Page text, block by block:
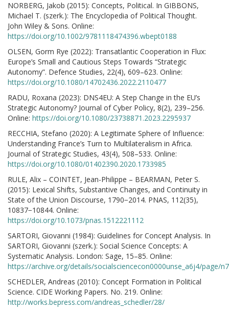
NORBERG, Jakob (2015): Concepts, Political. In GIBBONS,
Michael T. (szerk.): The Encyclopedia of Political Thought.
John Wiley & Sons. Online:
https://doi.org/10.1002/9781118474396.wbept0188
OLSEN, Gorm Rye (2022): Transatlantic Cooperation in Flux:
Europe’s Small and Cautious Steps Towards “Strategic
Autonomy”. Defence Studies, 22(4), 609–623. Online:
https://doi.org/10.1080/14702436.2022.2110477
RADU, Roxana (2023): DNS4EU: A Step Change in the EU’s
Strategic Autonomy? Journal of Cyber Policy, 8(2), 239–256.
Online: https://doi.org/10.1080/23738871.2023.2295937
RECCHIA, Stefano (2020): A Legitimate Sphere of Influence:
Understanding France’s Turn to Multilateralism in Africa.
Journal of Strategic Studies, 43(4), 508–533. Online:
https://doi.org/10.1080/01402390.2020.1733985
RULE, Alix – COINTET, Jean-Philippe – BEARMAN, Peter S.
(2015): Lexical Shifts, Substantive Changes, and Continuity in
State of the Union Discourse, 1790−2014. PNAS, 112(35),
10837−10844. Online:
https://doi.org/10.1073/pnas.1512221112
SARTORI, Giovanni (1984): Guidelines for Concept Analysis. In
SARTORI, Giovanni (szerk.): Social Science Concepts: A
Systematic Analysis. London: Sage, 15–85. Online:
https://archive.org/details/socialsciencecon0000unse_a6j4/page/
SCHEDLER, Andreas (2010): Concept Formation in Political
Science. CIDE Working Papers. No. 219. Online:
http://works.bepress.com/andreas_schedler/28/